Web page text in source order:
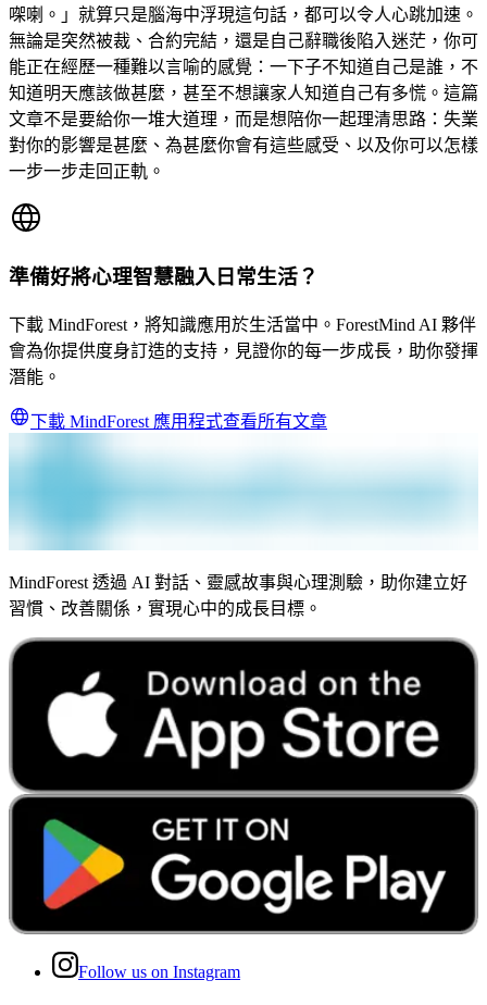
㗎喇。」就算只是腦海中浮現這句話，都可以令人心跳加速。
無論是突然被裁、合約完結，還是自己辭職後陷入迷茫，你可
能正在經歷一種難以言喻的感覺：一下子不知道自己是誰，不
知道明天應該做甚麼，甚至不想讓家人知道自己有多慌。這篇
文章不是要給你一堆大道理，而是想陪你一起理清思路：失業
對你的影響是甚麼、為甚麼你會有這些感受、以及你可以怎樣
一步一步走回正軌。
準備好將心理智慧融入日常生活？
下載 MindForest，將知識應用於生活當中。ForestMind AI 夥伴
會為你提供度身訂造的支持，見證你的每一步成長，助你發揮
潛能。
下載 MindForest 應用程式查看所有文章
MindForest 透過 AI 對話、靈感故事與心理測驗，助你建立好
習慣、改善關係，實現心中的成長目標。
Follow us on Instagram